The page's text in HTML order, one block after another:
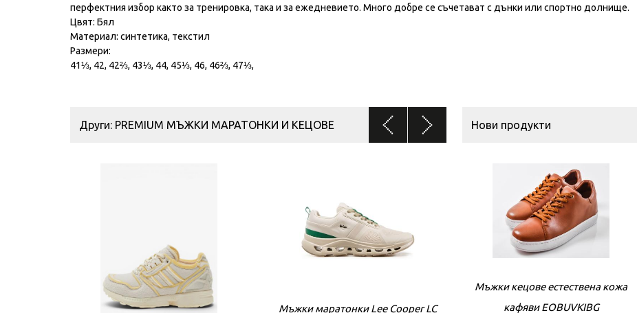
перфектния избор както за тренировка, така и за ежедневието. Много добре се съчетават с дънки или спортно долнище.
Цвят: Бял
Материал: синтетика, текстил
Размери:
41⅓, 42, 42⅔, 43⅓, 44, 45⅓, 46, 46⅔, 47⅓,
Други: PREMIUM МЪЖКИ МАРАТОНКИ И КЕЦОВЕ
Мъжки маратонки Lee Cooper LC
Нови продукти
Мъжки кецове естествена кожа
кафяви EOBUVKIBG